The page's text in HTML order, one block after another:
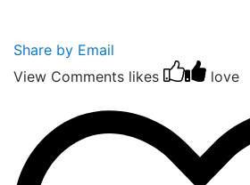
Share by Email
View Comments likes love